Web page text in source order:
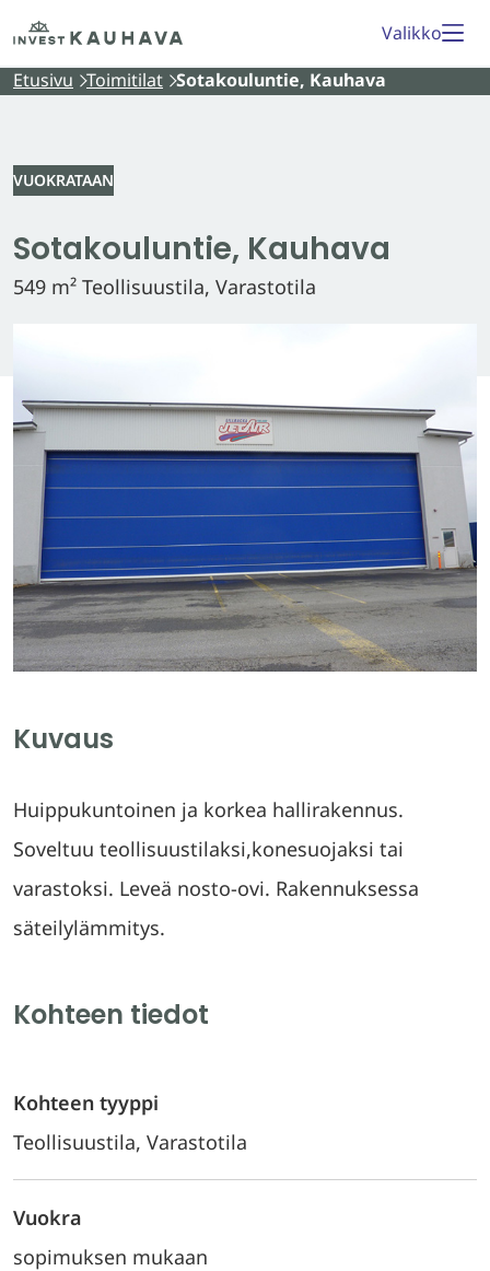
Siirry
Etusivu
Valikko
Etusivu Toimitilat Sotakouluntie, Kauhava
VUOKRATAAN
Sotakouluntie, Kauhava
549 m² Teollisuustila, Varastotila
Kuvaus
Huippukuntoinen ja korkea hallirakennus.
Soveltuu teollisuustilaksi,konesuojaksi tai
varastoksi. Leveä nosto-ovi. Rakennuksessa
säteilylämmitys.
Kohteen tiedot
Kohteen tyyppi
Teollisuustila, Varastotila
Vuokra
sopimuksen mukaan